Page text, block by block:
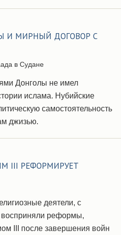
И МИРНЫЙ ДОГОВОР С
Донголы не имел
ислама. Нубийские
самостоятельность
джизью.
III РЕФОРМИРУЕТ
деятели, с
реформы,
III после завершения войн